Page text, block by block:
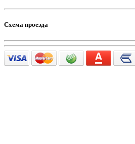
Схема проезда